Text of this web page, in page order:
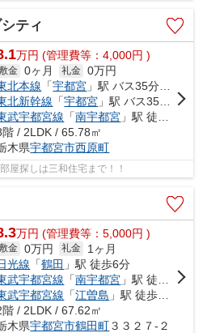
ティ
万円 (管理費等：4,000円 )
金 0ヶ月 礼金 0万円
北本線 「宇都宮 」駅 バス35分 「川田入口（栃木県）」 停歩3分
北新幹線 「宇都宮 」駅 バス35分 「川田入口（栃木県）」 停歩3分
武宇都宮線 「南宇都宮 」駅 徒歩27分
階 / 2LDK / 65.78㎡
木県宇都宮市西原町
屋探しは三和住宅まで！！
万円 (管理費等：5,000円 )
金 0万円 礼金
1ヶ月
光線 「鶴田 」駅 徒歩6分
武宇都宮線 「南宇都宮 」駅 徒歩18分
武宇都宮線 「江曽島 」駅 徒歩21分
階 / 2LDK / 67.62㎡
木県宇都宮市鶴田町３３２７-２